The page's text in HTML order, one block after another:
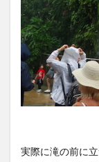
実際に滝の前に